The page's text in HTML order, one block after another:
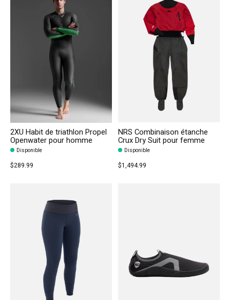
2XU Habit de triathlon Propel
Openwater pour homme
Disponible
$289.99
NRS Combinaison étanche
Crux Dry Suit pour femme
Disponible
$1,494.99